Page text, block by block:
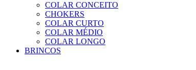
COLAR CONCEITO
CHOKERS
COLAR CURTO
COLAR MÉDIO
COLAR LONGO
BRINCOS